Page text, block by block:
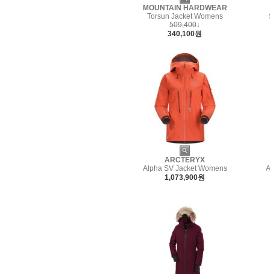
MOUNTAIN HARDWEAR
Torsun Jacket Womens
509,400↓
340,100원
ARCTERYX
Alpha SV Jacket Womens
1,073,900원